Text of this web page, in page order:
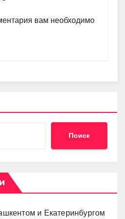
a
и
вам необходимо
Поиск
и Екатеринбургом